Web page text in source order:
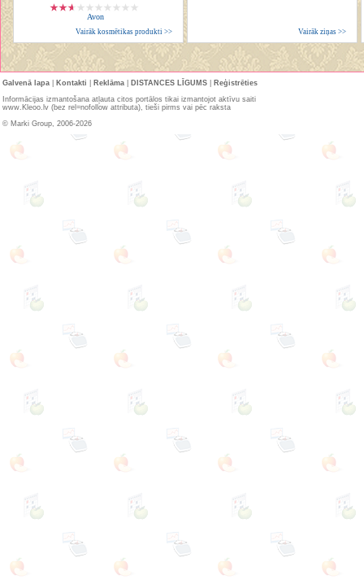
Avon
Vairāk kosmētikas produkti >> Vairāk ziņas >>
Galvenā lapa Kontakti Reklāma DISTANCES LĪGUMS
Reģistrēties
Informācijas izmantošana atļauta citos portālos tikai izmantojot aktīvu saiti
www.Kleoo.lv (bez rel=nofollow attributa), tieši pirms vai pēc raksta
© Marki Group, 2006-2026